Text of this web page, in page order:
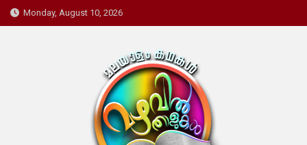
Skip
to
Monday, August 10, 2026